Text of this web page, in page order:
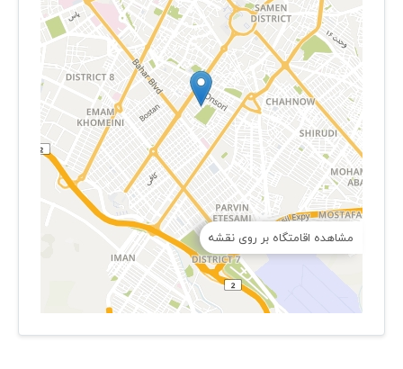
مشاهده اقامتگاه بر روی نقشه